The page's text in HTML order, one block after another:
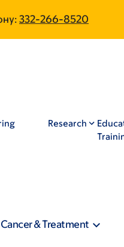
332-266-8520
Research
& Treatment